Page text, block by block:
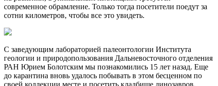
современное обрамление. Только тогда посетители поедут за
сотни километров, чтобы все это увидеть.
С заведующим лабораторией палеонтологии Института
геологии и природопользования Дальневосточного отделения
РАН Юрием Болотским мы познакомились 15 лет назад. Еще
до карантина вновь удалось побывать в этом бесценном по
своей коллекции месте и посетить кладбище динозавров,